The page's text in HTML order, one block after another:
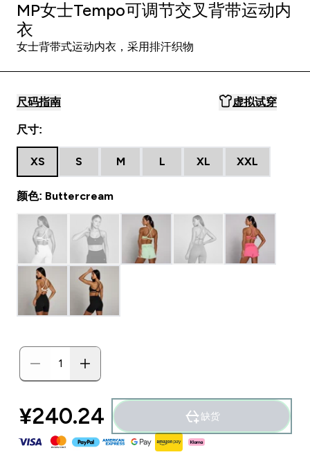
MP女士Tempo可调节交叉背带运动内
衣
女士背带式运动内衣，采用排汗织物
尺码指南 虚拟试穿
尺寸:
XS S M L XL XXL
颜色: Buttercream
¥240.24‎ 缺货